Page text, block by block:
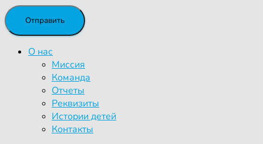
О нас
Миссия
Команда
Отчеты
Реквизиты
Истории детей
Контакты